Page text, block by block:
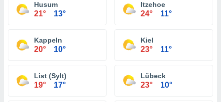
Husum
21° 13°
Itzehoe
24° 11°
Kappeln
20° 10°
Kiel
23° 11°
List (Sylt)
19° 17°
Lübeck
23° 10°